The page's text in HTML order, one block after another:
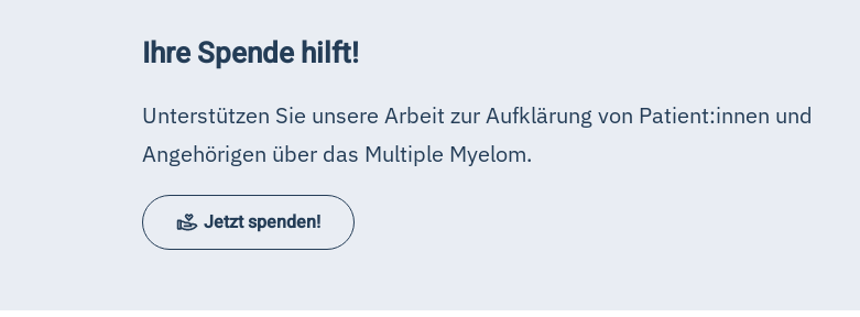
Ihre Spende hilft!
Unterstützen Sie unsere Arbeit zur Aufklärung von Patient:innen und
Angehörigen über das Multiple Myelom.
Jetzt spenden!